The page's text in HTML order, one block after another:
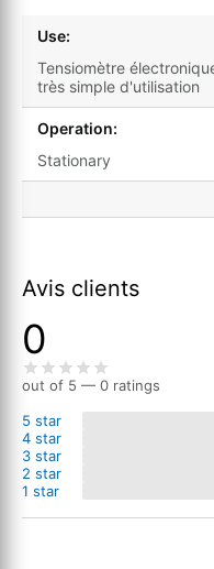
Use:
Tensiomètre
très simple d'utilisation
Operation:
Stationary
Avis clients
0
out of 5 — 0 ratings
5 star
4 star
3 star
2 star
1 star